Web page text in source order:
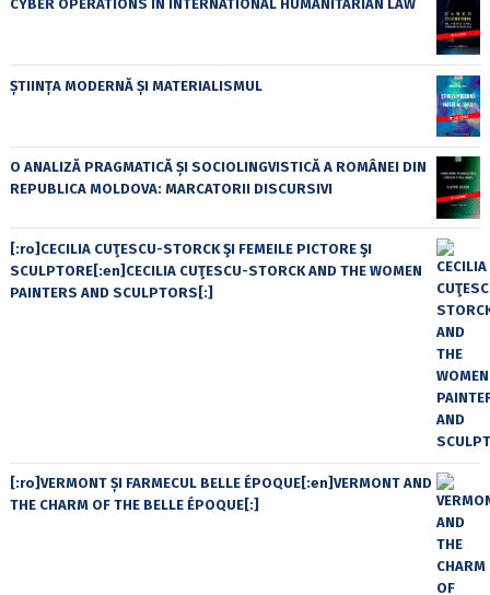
CYBER OPERATIONS IN INTERNATIONAL HUMANITARIAN LAW
ȘTIINȚA MODERNĂ ȘI MATERIALISMUL
O ANALIZĂ PRAGMATICĂ ȘI SOCIOLINGVISTICĂ A ROMÂNEI DIN
REPUBLICA MOLDOVA: MARCATORII DISCURSIVI
[:ro]CECILIA CUŢESCU-STORCK ŞI FEMEILE PICTORE ŞI
SCULPTORE[:en]CECILIA CUŢESCU-STORCK AND THE WOMEN
PAINTERS AND SCULPTORS[:]
[:ro]VERMONT ȘI FARMECUL BELLE ÉPOQUE[:en]VERMONT AND
THE CHARM OF THE BELLE ÉPOQUE[:]